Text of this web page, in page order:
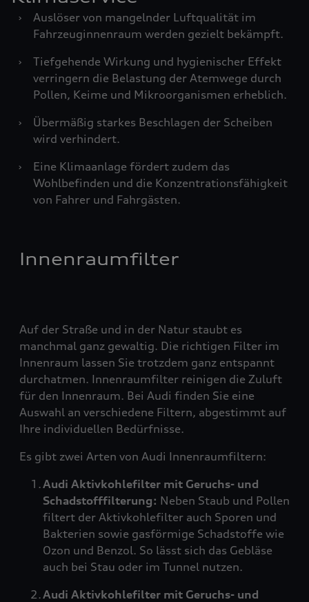
›
Auslöser von mangelnder Luftqualität im
Fahrzeuginnenraum werden gezielt bekämpft.
›
Tiefgehende Wirkung und hygienischer Effekt
verringern die Belastung der Atemwege durch
Pollen, Keime und Mikroorganismen erheblich.
›
Übermäßig starkes Beschlagen der Scheiben
wird verhindert.
›
Eine Klimaanlage fördert zudem das
Wohlbefinden und die Konzentrationsfähigkeit
von Fahrer und Fahrgästen.
Innenraumfilter
Auf der Straße und in der Natur staubt es
manchmal ganz gewaltig. Die richtigen Filter im
Innenraum lassen Sie trotzdem ganz entspannt
durchatmen. Innenraumfilter reinigen die Zuluft
für den Innenraum. Bei Audi finden Sie eine
Auswahl an verschiedene Filtern, abgestimmt auf
Ihre individuellen Bedürfnisse.
Es gibt zwei Arten von Audi Innenraumfiltern:
Audi Aktivkohlefilter mit Geruchs- und
Schadstofffilterung: Neben Staub und Pollen
filtert der Aktivkohlefilter auch Sporen und
Bakterien sowie gasförmige Schadstoffe wie
Ozon und Benzol. So lässt sich das Gebläse
auch bei Stau oder im Tunnel nutzen.
Audi Aktivkohlefilter mit Geruchs- und